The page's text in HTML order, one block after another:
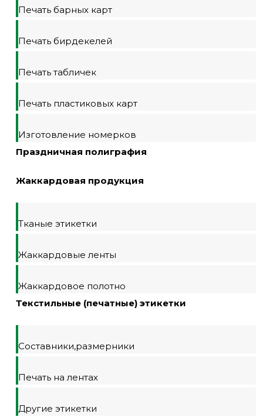
Печать барных карт
Печать бирдекелей
Печать табличек
Печать пластиковых карт
Изготовление номерков
Праздничная полиграфия
Жаккардовая продукция
Тканые этикетки
Жаккардовые ленты
Жаккардовое полотно
Текстильные (печатные) этикетки
Составники,размерники
Печать на лентах
Другие этикетки